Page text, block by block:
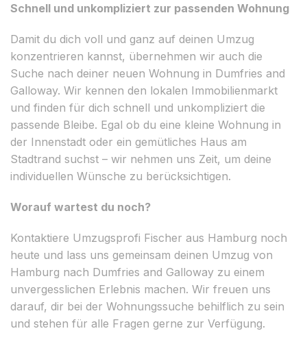
Schnell und unkompliziert zur passenden Wohnung
Damit du dich voll und ganz auf deinen Umzug
konzentrieren kannst, übernehmen wir auch die
Suche nach deiner neuen Wohnung in Dumfries and
Galloway. Wir kennen den lokalen Immobilienmarkt
und finden für dich schnell und unkompliziert die
passende Bleibe. Egal ob du eine kleine Wohnung in
der Innenstadt oder ein gemütliches Haus am
Stadtrand suchst – wir nehmen uns Zeit, um deine
individuellen Wünsche zu berücksichtigen.
Worauf wartest du noch?
Kontaktiere Umzugsprofi Fischer aus Hamburg noch
heute und lass uns gemeinsam deinen Umzug von
Hamburg nach Dumfries and Galloway zu einem
unvergesslichen Erlebnis machen. Wir freuen uns
darauf, dir bei der Wohnungssuche behilflich zu sein
und stehen für alle Fragen gerne zur Verfügung.